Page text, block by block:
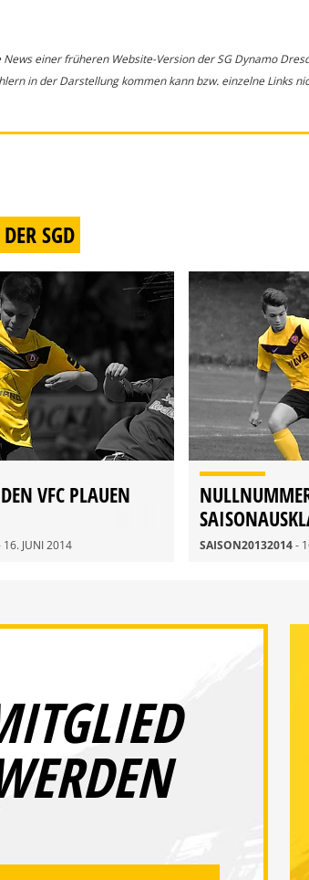
einer früheren Website-Version der SG Dynamo
in der Darstellung kommen kann bzw. einzelne Links
SGD
VFC PLAUEN
16. JUNI 2014 SAISON20132014-